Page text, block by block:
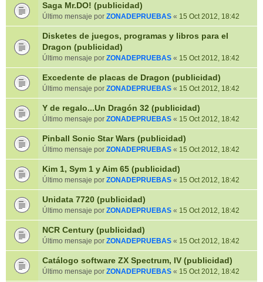
Saga Mr.DO! (publicidad)
Último mensaje por ZONADEPRUEBAS « 15 Oct 2012, 18:42
Disketes de juegos, programas y libros para el
Dragon (publicidad)
Último mensaje por ZONADEPRUEBAS « 15 Oct 2012, 18:42
Excedente de placas de Dragon (publicidad)
Último mensaje por ZONADEPRUEBAS « 15 Oct 2012, 18:42
Y de regalo...Un Dragón 32 (publicidad)
Último mensaje por ZONADEPRUEBAS « 15 Oct 2012, 18:42
Pinball Sonic Star Wars (publicidad)
Último mensaje por ZONADEPRUEBAS « 15 Oct 2012, 18:42
Kim 1, Sym 1 y Aim 65 (publicidad)
Último mensaje por ZONADEPRUEBAS « 15 Oct 2012, 18:42
Unidata 7720 (publicidad)
Último mensaje por ZONADEPRUEBAS « 15 Oct 2012, 18:42
NCR Century (publicidad)
Último mensaje por ZONADEPRUEBAS « 15 Oct 2012, 18:42
Catálogo software ZX Spectrum, IV (publicidad)
Último mensaje por ZONADEPRUEBAS « 15 Oct 2012, 18:42